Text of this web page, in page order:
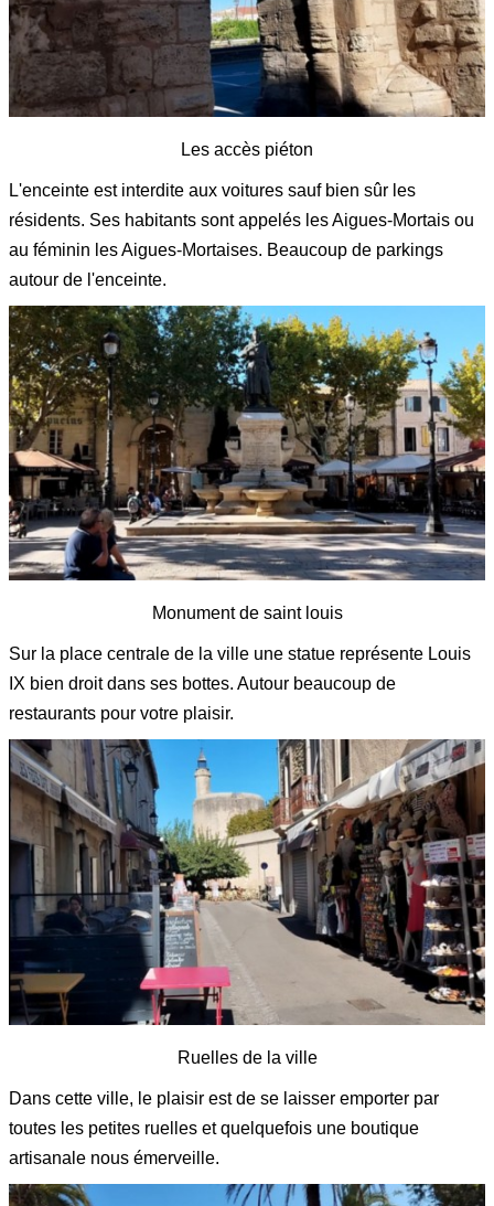
Les accès piéton
L'enceinte est interdite aux voitures sauf bien sûr les
résidents. Ses habitants sont appelés les Aigues-Mortais ou
au féminin les Aigues-Mortaises. Beaucoup de parkings
autour de l'enceinte.
Monument de saint louis
Sur la place centrale de la ville une statue représente Louis
IX bien droit dans ses bottes. Autour beaucoup de
restaurants pour votre plaisir.
Ruelles de la ville
Dans cette ville, le plaisir est de se laisser emporter par
toutes les petites ruelles et quelquefois une boutique
artisanale nous émerveille.